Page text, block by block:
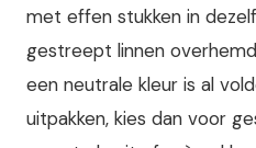
met effen stukken in
gestreept linnen
een neutrale kleur is al
uitpakken, kies dan voor